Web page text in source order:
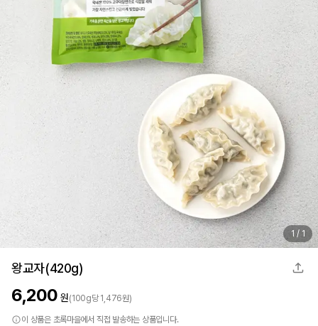
1 / 1
왕교자(420g)
6,200 원(100g당 1,476원)
이 상품은 초록마을에서 직접 발송하는 상품입니다.